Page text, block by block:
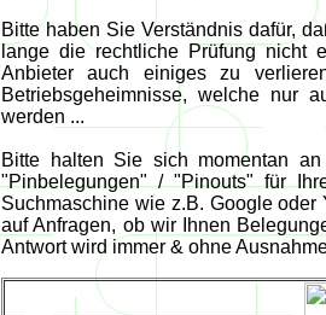
Bitte haben Sie Verständnis dafür,
lange die rechtliche Prüfung nicht
Anbieter auch einiges zu
Betriebsgeheimnisse, welche nur
werden ...
Bitte halten Sie sich momentan
"Pinbelegungen" / "Pinouts" für
Suchmaschine wie z.B. Google
auf Anfragen, ob wir Ihnen
Antwort wird immer & ohne